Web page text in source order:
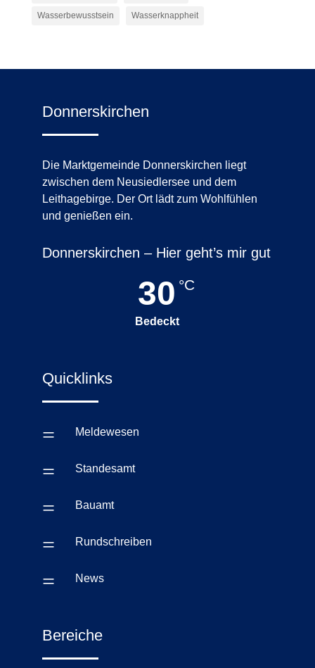
Wasserbewusstsein Wasserknappheit
Donnerskirchen
Die Marktgemeinde Donnerskirchen liegt
zwischen dem Neusiedlersee und dem
Leithagebirge. Der Ort lädt zum Wohlfühlen
und genießen ein.
Donnerskirchen – Hier geht’s mir gut
30 °C
Bedeckt
Quicklinks
= Meldewesen
= Standesamt
= Bauamt
= Rundschreiben
= News
Bereiche